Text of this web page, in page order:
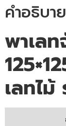
คำอธิบาย
พาเล
เลทไม้